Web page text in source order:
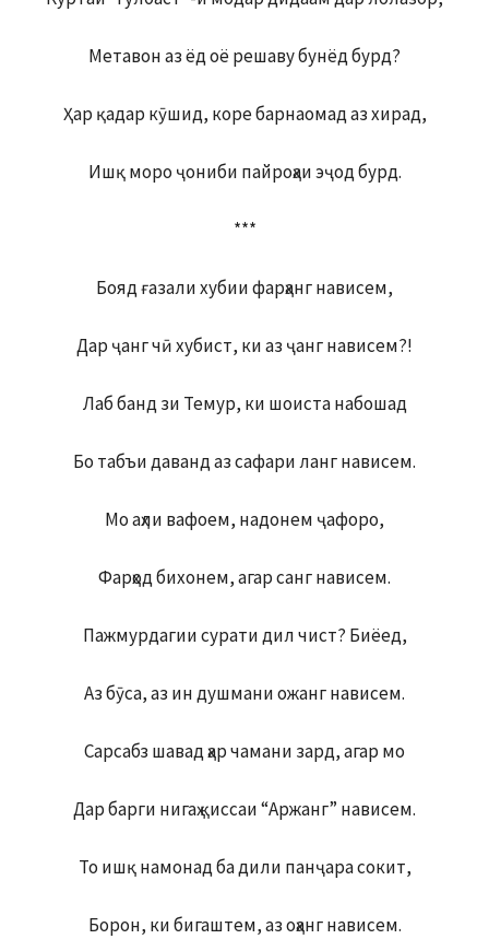
Метавон аз ёд оё решаву бунёд бурд?
Ҳар қадар кӯшид, коре барнаомад аз хирад,
Ишқ моро ҷониби пайроҳаи эҷод бурд.
***
Бояд ғазали хубии фарҳанг нависем,
Дар ҷанг чӣ хубист, ки аз ҷанг нависем?!
Лаб банд зи Темур, ки шоиста набошад
Бо табъи даванд аз сафари ланг нависем.
Мо аҳли вафоем, надонем ҷафоро,
Фарҳод бихонем, агар санг нависем.
Пажмурдагии сурати дил чист? Биёед,
Аз бӯса, аз ин душмани ожанг нависем.
Сарсабз шавад ҳар чамани зард, агар мо
Дар барги нигаҳ қиссаи “Аржанг” нависем.
То ишқ намонад ба дили панҷара сокит,
Борон, ки бигаштем, аз оҳанг нависем.